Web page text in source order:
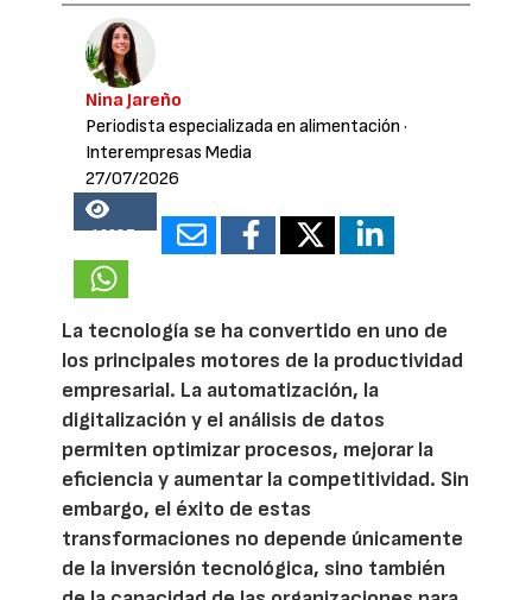
Nina Jareño
Periodista especializada en alimentación ·
Interempresas Media
27/07/2026
16987
La tecnología se ha convertido en uno de
los principales motores de la productividad
empresarial. La automatización, la
digitalización y el análisis de datos
permiten optimizar procesos, mejorar la
eficiencia y aumentar la competitividad. Sin
embargo, el éxito de estas
transformaciones no depende únicamente
de la inversión tecnológica, sino también